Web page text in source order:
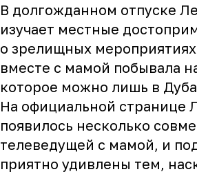
В долгожданном отпуске
изучает местные
о зрелищных
вместе с мамой побывала
которое можно лишь в
На официальной странице
появилось несколько
телеведущей с мамой, и
приятно удивлены тем,